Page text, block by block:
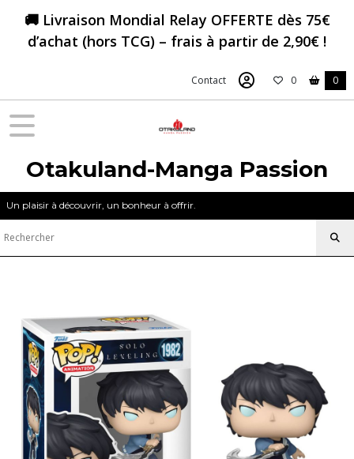
🚚 Livraison Mondial Relay OFFERTE dès 75€
d’achat (hors TCG) – frais à partir de 2,90€ !
Contact 0 0
Otakuland-Manga Passion
Un plaisir à découvrir, un bonheur à offrir.
Fermer
Tous
les
produits
Goodies
Solo
Leveling
Figurine
Leveling
(10)
Afficher
résultats